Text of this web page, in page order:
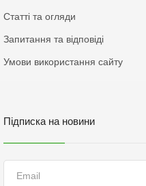
Статті та огляди
Запитання та відповіді
Умови використання сайту
Підписка на новини